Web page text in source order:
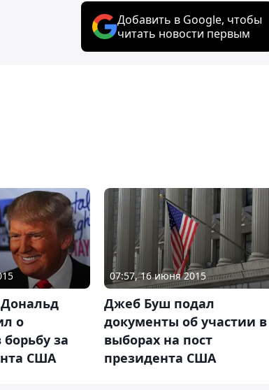
Добавить в Google, чтобы
читать новости первым
о
за
США
07:57, 16 июня 2015
Джеб Буш подал
документы об участии в
выборах на пост
президента США